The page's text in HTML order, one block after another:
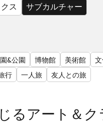
ス
サブカルチャー
&公園 博物館 美術館
行 一人旅
友人との旅
るアート＆ク